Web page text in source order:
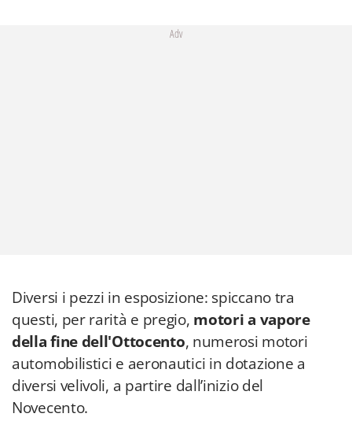
Adv
Diversi i pezzi in esposizione: spiccano tra
questi, per rarità e pregio, motori a vapore
della fine dell'Ottocento, numerosi motori
automobilistici e aeronautici in dotazione a
diversi velivoli, a partire dall’inizio del
Novecento.